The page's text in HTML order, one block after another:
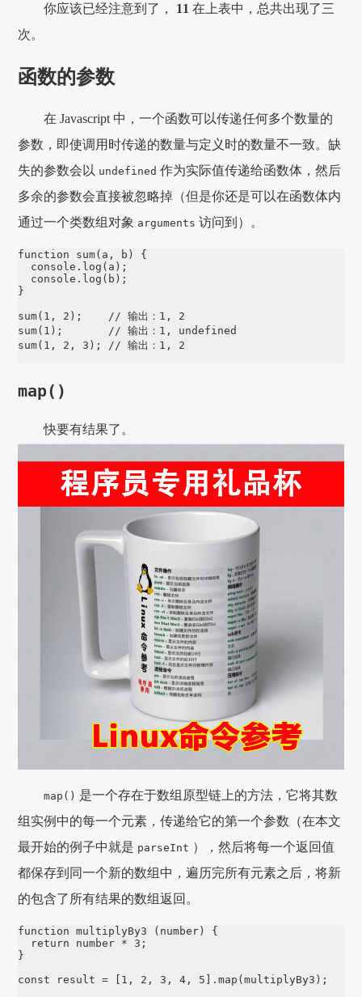
你应该已经注意到了， 11 在上表中，总共出现了三
次。
函数的参数
在 Javascript 中，一个函数可以传递任何多个数量的
参数，即使调用时传递的数量与定义时的数量不一致。缺
失的参数会以 undefined 作为实际值传递给函数体，然后
多余的参数会直接被忽略掉（但是你还是可以在函数体内
通过一个类数组对象 arguments 访问到）。
function sum(a, b) {
  console.log(a);
  console.log(b);
}
sum(1, 2);    // 输出：1, 2
sum(1);       // 输出：1, undefined
sum(1, 2, 3); // 输出：1, 2
map()
快要有结果了。
map() 是一个存在于数组原型链上的方法，它将其数
组实例中的每一个元素，传递给它的第一个参数（在本文
最开始的例子中就是 parseInt ），然后将每一个返回值
都保存到同一个新的数组中，遍历完所有元素之后，将新
的包含了所有结果的数组返回。
function multiplyBy3 (number) {
  return number * 3;
}
const result = [1, 2, 3, 4, 5].map(multiplyBy3);